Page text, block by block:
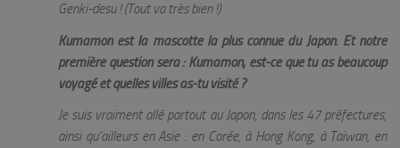
Genki-desu ! (Tout va très bien !)
Kumamon est la mascotte la plus connue du Japon. Et notre
première question sera : Kumamon, est-ce que tu as beaucoup
voyagé et quelles villes as-tu visité ?
Je suis vraiment allé partout au Japon, dans les 47 préfectures,
ainsi qu’ailleurs en Asie : en Corée, à Hong Kong, à Taiwan, en